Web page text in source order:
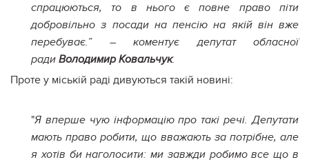
спрацюються, то в нього є повне право піти
добровільно з посади на пенсію на якій він вже
перебуває.” – коментує депутат обласної
ради Володимир Ковальчук.
Проте у міській раді дивуються такій новині:
"Я вперше чую інформацію про такі речі. Депутати
мають право робити, що вважають за потрібне, але
я хотів би наголосити: ми завжди робимо все що в